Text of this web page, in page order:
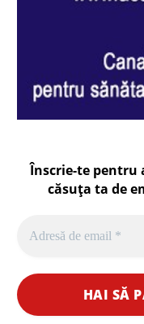
Înscrie-te pentru
căsuța ta de